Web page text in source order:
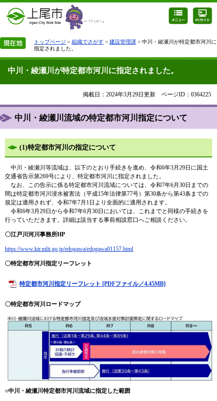
トップページ > 組織でさがす > 建設管理課 > 中川・綾瀬川が特定都市河川に
指定されました。
中川・綾瀬川が特定都市河川に指定されました。
掲載日：2024年3月29日更新 ページID：0364225
中川・綾瀬川流域の特定都市河川指定について
(1)特定都市河川の指定について
中川・綾瀬川等流域は、以下のとおり手続きを進め、令和6年3月29日に国土
交通省告示第269号により、特定都市河川に指定されました。
なお、この告示に係る特定都市河川流域については、令和7年6月30日までの
間は特定都市河川浸水被害法（平成15年法律第77号）第30条から第43条までの
規定は適用されず、令和7年7月1日より全面的に適用されます。
令和6年3月29日から令和7年6月30日においては、これまでと同様の手続きを
行っていただきます。詳細は該当する事前相談窓口へご相談ください。
〇江戸川河川事務所HP
https://www.ktr.mlit.go.jp/edogawa/edogawa01157.html
〇特定都市河川指定リーフレット
特定都市河川指定リーフレット [PDFファイル／4.45MB]
〇特定都市河川ロードマップ
○中川・綾瀬川特定都市河川流域に指定した範囲